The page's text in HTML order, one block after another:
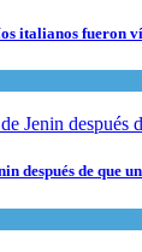
italianos fueron
después de que